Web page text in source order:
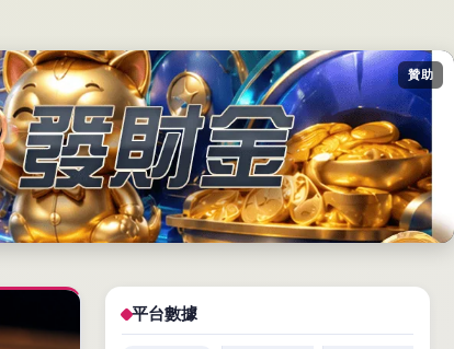
贊助
平台數據